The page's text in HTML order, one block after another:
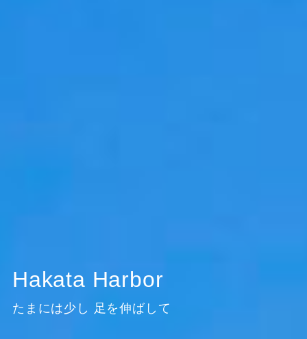
Hakata Harbor
たまには少し 足を伸ばして